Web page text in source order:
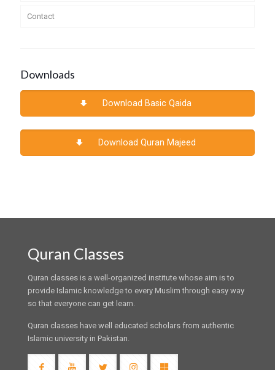
Contact
Downloads
Download Basic Qaida
Download Quran Majeed
Quran Classes
Quran classes is a well-organized institute whose aim is to
provide Islamic knowledge to every Muslim through easy way
so that everyone can get learn.
Quran classes have well educated scholars from authentic
Islamic university in Pakistan.